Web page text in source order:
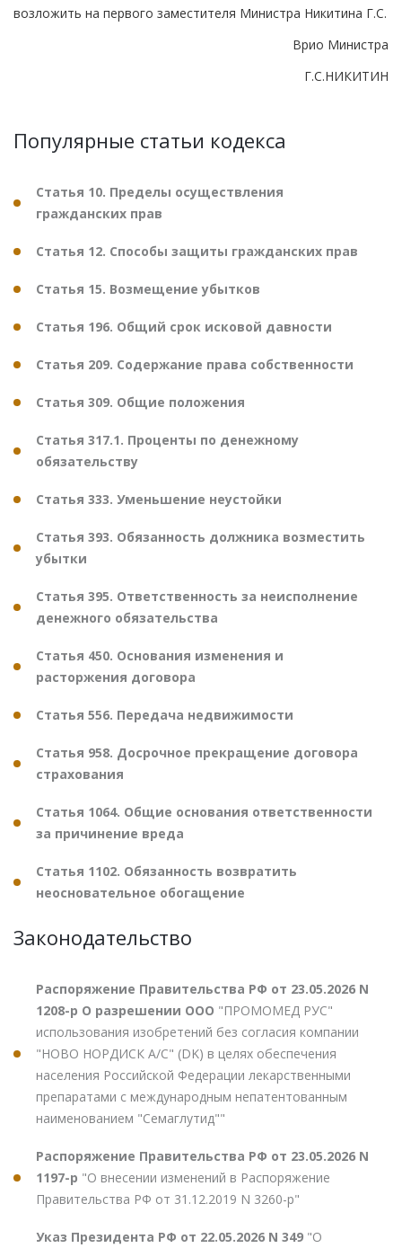
возложить на первого заместителя Министра Никитина Г.С.
Врио Министра
Г.С.НИКИТИН
Популярные статьи кодекса
Статья 10. Пределы осуществления
гражданских прав
Статья 12. Способы защиты гражданских прав
Статья 15. Возмещение убытков
Статья 196. Общий срок исковой давности
Статья 209. Содержание права собственности
Статья 309. Общие положения
Статья 317.1. Проценты по денежному
обязательству
Статья 333. Уменьшение неустойки
Статья 393. Обязанность должника возместить
убытки
Статья 395. Ответственность за неисполнение
денежного обязательства
Статья 450. Основания изменения и
расторжения договора
Статья 556. Передача недвижимости
Статья 958. Досрочное прекращение договора
страхования
Статья 1064. Общие основания ответственности
за причинение вреда
Статья 1102. Обязанность возвратить
неосновательное обогащение
Законодательство
Распоряжение Правительства РФ от 23.05.2026 N
1208-р О разрешении ООО "ПРОМОМЕД РУС"
использования изобретений без согласия компании
"НОВО НОРДИСК А/С" (DK) в целях обеспечения
населения Российской Федерации лекарственными
препаратами с международным непатентованным
наименованием "Семаглутид""
Распоряжение Правительства РФ от 23.05.2026 N
1197-р "О внесении изменений в Распоряжение
Правительства РФ от 31.12.2019 N 3260-р"
Указ Президента РФ от 22.05.2026 N 349 "О